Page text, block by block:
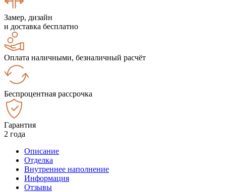
Замер, дизайн
и доставка бесплатно
Оплата наличными, безналичный расчёт
Беспроцентная рассрочка
Гарантия
2 года
Описание
Отделка
Внутреннее наполнение
Информация
Отзывы